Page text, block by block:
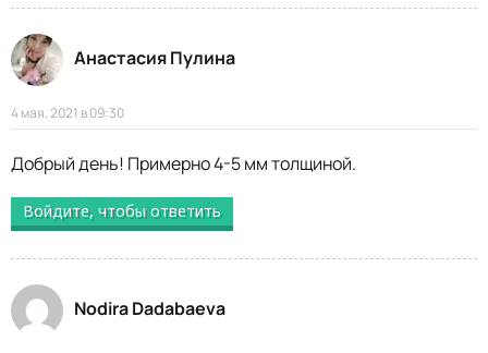
Анастасия Пулина
4 мая, 2021 в 09:30
Добрый день! Примерно 4-5 мм толщиной.
Войдите, чтобы ответить
Nodira Dadabaeva